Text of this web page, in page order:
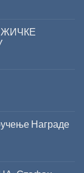
Награде